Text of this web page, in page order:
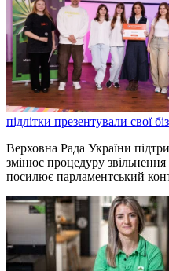
підлітки презентували свої
Верховна Рада України
змінює процедуру звільнення
посилює парламентський